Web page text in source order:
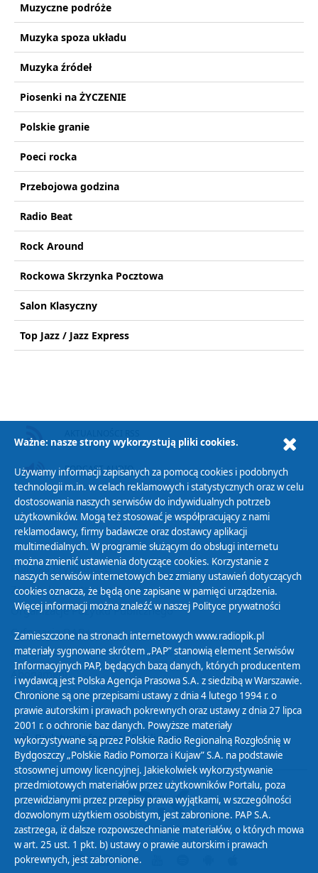
Muzyczne podróże
Muzyka spoza układu
Muzyka źródeł
Piosenki na ŻYCZENIE
Polskie granie
Poeci rocka
Przebojowa godzina
Radio Beat
Rock Around
Rockowa Skrzynka Pocztowa
Salon Klasyczny
Top Jazz / Jazz Express
PODCAST AUDIO
Polityka Prywatności
Zasady korzystania z Serwisu
Organizacje Pożytku Publicznego
Cyfryzacja DAB+
Polityka ochrony danych osobowych
Abonament
Zamówienia publiczne
Biuletyn Informacji Publicznej
Ważne: nasze strony wykorzystują pliki cookies.
Używamy informacji zapisanych za pomocą cookies i podobnych
technologii m.in. w celach reklamowych i statystycznych oraz w celu
dostosowania naszych serwisów do indywidualnych potrzeb
użytkowników. Mogą też stosować je współpracujący z nami
reklamodawcy, firmy badawcze oraz dostawcy aplikacji
multimedialnych. W programie służącym do obsługi internetu
można zmienić ustawienia dotyczące cookies. Korzystanie z
naszych serwisów internetowych bez zmiany ustawień dotyczących
cookies oznacza, że będą one zapisane w pamięci urządzenia.
Więcej informacji można znaleźć w naszej Polityce prywatności
Zamieszczone na stronach internetowych www.radiopik.pl
materiały sygnowane skrótem „PAP” stanowią element Serwisów
Informacyjnych PAP, będących bazą danych, których producentem
i wydawcą jest Polska Agencja Prasowa S.A. z siedzibą w Warszawie.
Chronione są one przepisami ustawy z dnia 4 lutego 1994 r. o
prawie autorskim i prawach pokrewnych oraz ustawy z dnia 27 lipca
2001 r. o ochronie baz danych. Powyższe materiały
wykorzystywane są przez Polskie Radio Regionalną Rozgłośnię w
Bydgoszczy „Polskie Radio Pomorza i Kujaw” S.A. na podstawie
stosownej umowy licencyjnej. Jakiekolwiek wykorzystywanie
przedmiotowych materiałów przez użytkowników Portalu, poza
przewidzianymi przez przepisy prawa wyjątkami, w szczególności
dozwolonym użytkiem osobistym, jest zabronione. PAP S.A.
zastrzega, iż dalsze rozpowszechnianie materiałów, o których mowa
w art. 25 ust. 1 pkt. b) ustawy o prawie autorskim i prawach
pokrewnych, jest zabronione.